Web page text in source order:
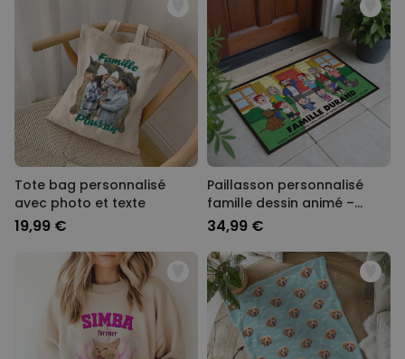
Tote bag personnalisé
avec photo et texte
19,99 €
Paillasson personnalisé
famille dessin animé –
Illustration
34,99 €